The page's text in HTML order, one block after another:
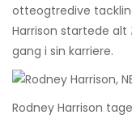
otteogtredive
Harrison startede alt
gang i sin karriere.
Rodney Harrison